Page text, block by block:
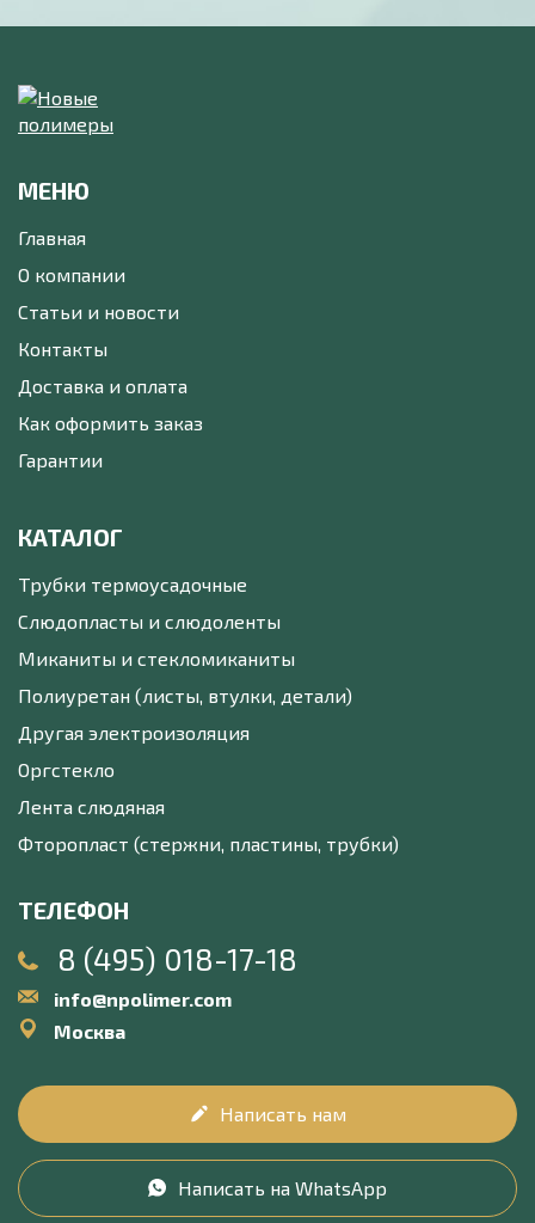
МЕНЮ
Главная
О компании
Статьи и новости
Контакты
Доставка и оплата
Как оформить заказ
Гарантии
КАТАЛОГ
Трубки термоусадочные
Слюдопласты и слюдоленты
Миканиты и стекломиканиты
Полиуретан (листы, втулки, детали)
Другая электроизоляция
Оргстекло
Лента слюдяная
Фторопласт (стержни, пластины, трубки)
ТЕЛЕФОН
8 (495) 018-17-18
info@npolimer.com
Москва
Написать нам
Написать на WhatsApp